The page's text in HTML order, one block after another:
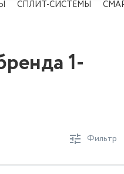
СПЛИТ-СИСТЕМЫ
1-
Фильтр